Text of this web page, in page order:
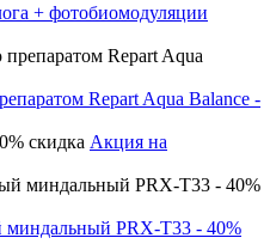
+ фотобиомодуляции
Repart Aqua Balance -
Акция на
PRX-T33 - 40%